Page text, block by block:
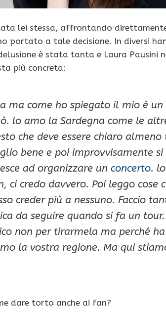
lei stessa, affrontando
portato a tale decisione. In diversi
è stata tanta e Laura
più concreta:
ma come ho spiegato il mio è
lo amo la Sardegna come le
che deve essere chiaro
bene e poi improvvisamente si
ad organizzare un concerto.
ci credo davvero. Poi leggo
creder più a nessuno. Faccio
da seguire quando si fa un
non per tirarmela ma perché
la vostra regione. Ma qui
dare torto anche ai fan?